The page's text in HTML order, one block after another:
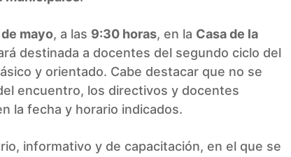
mayo, a las 9:30 horas, en la Casa de la
destinada a docentes del segundo ciclo del
y orientado. Cabe destacar que no se
encuentro, los directivos y docentes
la fecha y horario indicados.
informativo y de capacitación, en el que se